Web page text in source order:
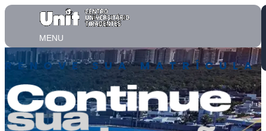
MENU
ESTUDE NA UNIT